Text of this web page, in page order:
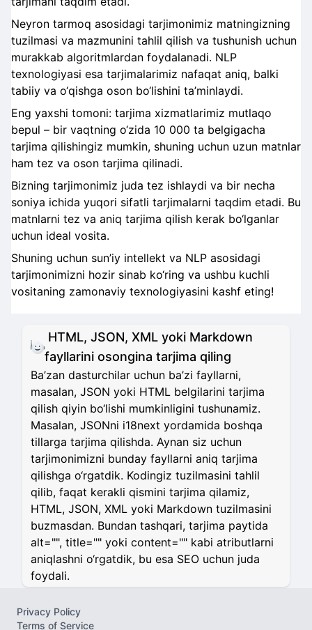
Neyron tarmoq asosidagi tarjimonimiz matningizning
tuzilmasi va mazmunini tahlil qilish va tushunish uchun
murakkab algoritmlardan foydalanadi. NLP
texnologiyasi esa tarjimalarimiz nafaqat aniq, balki
tabiiy va o‘qishga oson bo‘lishini ta’minlaydi.
Eng yaxshi tomoni: tarjima xizmatlarimiz mutlaqo
bepul – bir vaqtning o‘zida 10 000 ta belgigacha
tarjima qilishingiz mumkin, shuning uchun uzun matnlar
ham tez va oson tarjima qilinadi.
Bizning tarjimonimiz juda tez ishlaydi va bir necha
soniya ichida yuqori sifatli tarjimalarni taqdim etadi. Bu
matnlarni tez va aniq tarjima qilish kerak bo‘lganlar
uchun ideal vosita.
Shuning uchun sun’iy intellekt va NLP asosidagi
tarjimonimizni hozir sinab ko‘ring va ushbu kuchli
vositaning zamonaviy texnologiyasini kashf eting!
HTML, JSON, XML yoki Markdown
fayllarini osongina tarjima qiling
Ba’zan dasturchilar uchun ba’zi fayllarni,
masalan, JSON yoki HTML belgilarini tarjima
qilish qiyin bo‘lishi mumkinligini tushunamiz.
Masalan, JSONni i18next yordamida boshqa
tillarga tarjima qilishda. Aynan siz uchun
tarjimonimizni bunday fayllarni aniq tarjima
qilishga o‘rgatdik. Kodingiz tuzilmasini tahlil
qilib, faqat kerakli qismini tarjima qilamiz,
HTML, JSON, XML yoki Markdown tuzilmasini
buzmasdan. Bundan tashqari, tarjima paytida
alt="", title="" yoki content="" kabi atributlarni
aniqlashni o‘rgatdik, bu esa SEO uchun juda
foydali.
Privacy Policy
Terms of Service